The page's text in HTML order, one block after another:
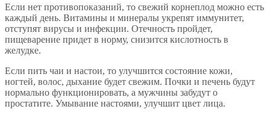
Если нет противопоказаний, то свежий корнеплод можно есть
каждый день. Витамины и минералы укрепят иммунитет,
отступят вирусы и инфекции. Отечность пройдет,
пищеварение придет в норму, снизится кислотность в
желудке.
Если пить чаи и настои, то улучшится состояние кожи,
ногтей, волос, дыхание будет свежим. Почки и печень будут
нормально функционировать, а мужчины забудут о
простатите. Умывание настоями, улучшит цвет лица.